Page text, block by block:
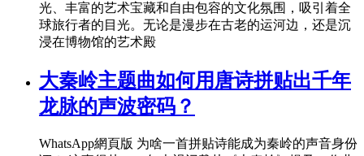
光、丰富的艺术宝藏和自由包容的文化氛围，吸引着全
球旅行者的目光。无论是漫步在古老的运河边，还是沉
浸在博物馆的艺术殿
大秦岭主题曲如何用唐诗拼贴出千年
龙脉的声波密码？
WhatsApp網頁版 为啥一首拼贴诗能成为秦岭的声音身份